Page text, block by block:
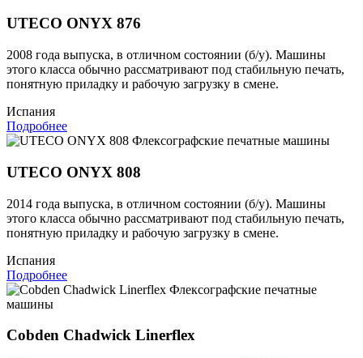
UTECO ONYX 876
2008 года выпуска, в отличном состоянии (б/у). Машины
этого класса обычно рассматривают под стабильную печать,
понятную приладку и рабочую загрузку в смене.
Испания
Подробнее
Флексографские печатные машины
UTECO ONYX 808
2014 года выпуска, в отличном состоянии (б/у). Машины
этого класса обычно рассматривают под стабильную печать,
понятную приладку и рабочую загрузку в смене.
Испания
Подробнее
Флексографские печатные
машины
Cobden Chadwick Linerflex